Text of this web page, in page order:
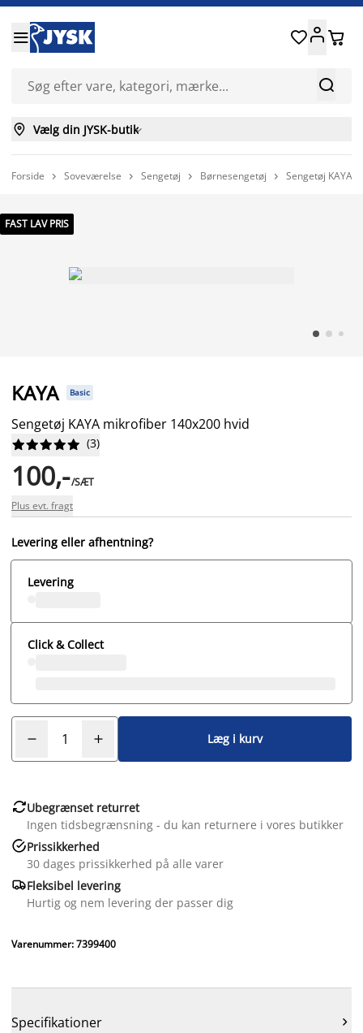


 
 Vælg din JYSK-butik
Forside  Soveværelse  Sengetøj  Børnesengetøj  Sengetøj KAYA
FAST LAV PRIS
KAYA Basic
Sengetøj KAYA mikrofiber 140x200 hvid





 (3)
100,-/SÆT
Plus evt. fragt
Levering eller afhentning?
Levering
Click & Collect
Læg i kurv
Ubegrænset returret
Ingen tidsbegrænsning - du kan returnere i vores butikker
Prissikkerhed
30 dages prissikkerhed på alle varer
Fleksibel levering
Hurtig og nem levering der passer dig
Varenummer: 7399400
Specifikationer 